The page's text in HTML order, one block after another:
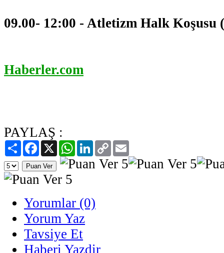
09.00- 12:00 - Atletizm Halk Koşusu
Haberler.com
PAYLAŞ :
PaylaşFacebook
X WhatsAppLinkedIn
Copy
Link
Yorumlar (0)
Yorum Yaz
Tavsiye Et
Haberi Yazdir